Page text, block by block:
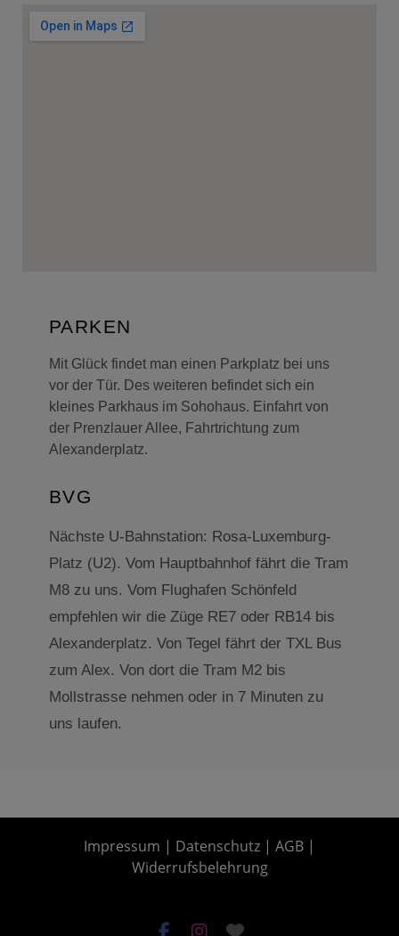
PARKEN
Mit Glück findet man einen Parkplatz bei uns
vor der Tür. Des weiteren befindet sich ein
kleines Parkhaus im Sohohaus. Einfahrt von
der Prenzlauer Allee, Fahrtrichtung zum
Alexanderplatz.
BVG
Nächste U-Bahnstation: Rosa-Luxemburg-
Platz (U2). Vom Hauptbahnhof fährt die Tram
M8 zu uns. Vom Flughafen Schönfeld
empfehlen wir die Züge RE7 oder RB14 bis
Alexanderplatz. Von Tegel fährt der TXL Bus
zum Alex. Von dort die Tram M2 bis
Mollstrasse nehmen oder in 7 Minuten zu
uns laufen.
Impressum | Datenschutz | AGB |
Widerrufsbelehrung